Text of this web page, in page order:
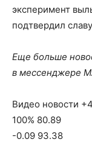
эксперимент
подтвердил
Еще больше
в мессенджере
Видео новости
100% 80.89
-0.09 93.38